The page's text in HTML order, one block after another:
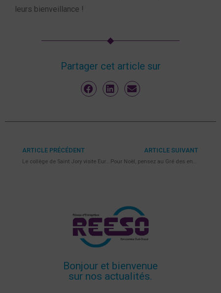
leurs bienveillance !
Partager cet article sur
ARTICLE PRÉCÉDENT
Le collège de Saint Jory visite Eurocentre
ARTICLE SUIVANT
Pour Noël, pensez au Gré des envies !
Bonjour et bienvenue
sur nos actualités.